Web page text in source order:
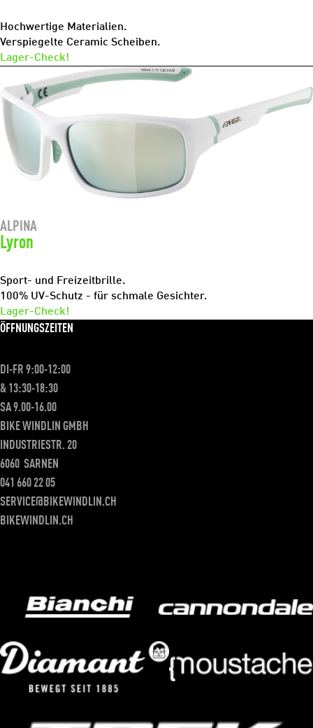
Hochwertige Materialien.
Verspiegelte Ceramic Scheiben.
Lager-Check!
ALPINA
Lyron
Sport- und Freizeitbrille.
100% UV-Schutz - für schmale Gesichter.
Lager-Check!
ÖFFNUNGSZEITEN
DI-FR 9:00-12:00
& 13:30-18:30
SA 9.00-16.00
BIKE WINDLIN GMBH
INDUSTRIESTR. 20
6060 SARNEN
041 660 22 05
SERVICE@BIKEWINDLIN.CH
BIKEWINDLIN.CH